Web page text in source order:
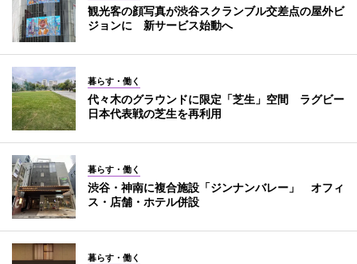
観光客の顔写真が渋谷スクランブル交差点の屋外ビ
ジョンに 新サービス始動へ
暮らす・働く
代々木のグラウンドに限定「芝生」空間 ラグビー
日本代表戦の芝生を再利用
暮らす・働く
渋谷・神南に複合施設「ジンナンバレー」 オフィ
ス・店舗・ホテル併設
暮らす・働く